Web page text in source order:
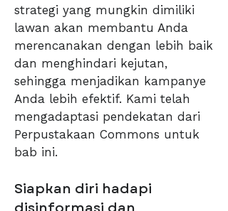
strategi yang mungkin dimiliki
lawan akan membantu Anda
merencanakan dengan lebih baik
dan menghindari kejutan,
sehingga menjadikan kampanye
Anda lebih efektif. Kami telah
mengadaptasi pendekatan dari
Perpustakaan Commons untuk
bab ini.
Siapkan diri hadapi